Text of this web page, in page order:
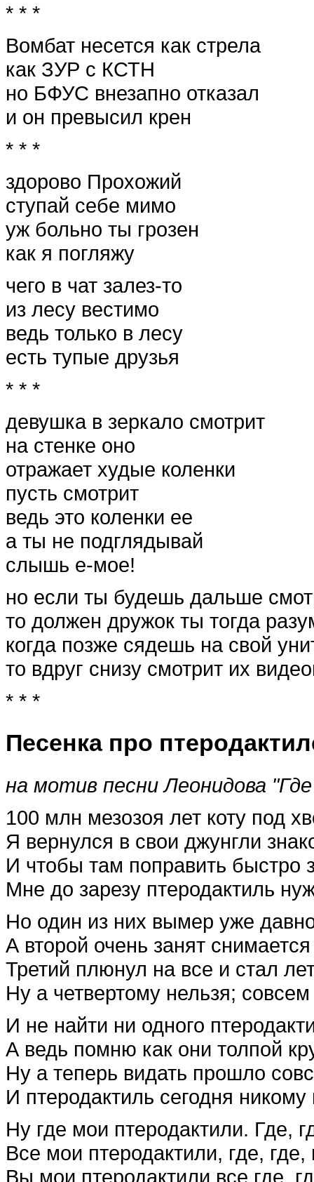
* * *
Вомбат несется как стрела
как ЗУР с КСТН
но БФУС внезапно отказал
и он превысил крен
* * *
здорово Прохожий
ступай себе мимо
уж больно ты грозен
как я погляжу
чего в чат залез-то
из лесу вестимо
ведь только в лесу
есть тупые друзья
* * *
девушка в зеркало смотрит
на стенке оно
отражает худые коленки
пусть смотрит
ведь это коленки ее
а ты не подглядывай
слышь е-мое!
но если ты будешь дальше
то должен дружок ты тогда
когда позже сядешь на свой
то вдруг снизу смотрит их
* * *
Песенка про
на мотив песни Леонидова
100 млн мезозоя лет коту под
Я вернулся в свои джунгли
И чтобы там поправить быстро
Мне до зарезу птеродактиль
Но один из них вымер уже
А второй очень занят
Третий плюнул на все и стал
Ну а четвертому нельзя;
И не найти ни одного
А ведь помню как они толпой
Ну а теперь видать прошло
И птеродактиль сегодня
Ну где мои птеродактили. Где,
Все мои птеродактили, где, где,
Вы мои птеродактили все где,